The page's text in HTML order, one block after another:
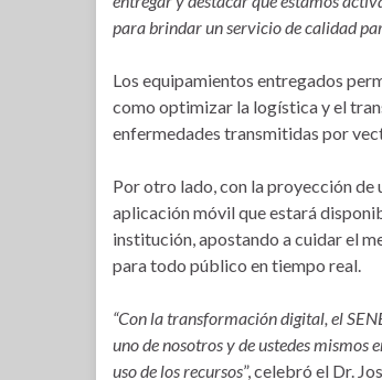
para brindar un servicio de calidad
Los equipamientos entregados
como optimizar la logística y el
enfermedades transmitidas por
Por otro lado, con la proyección de
aplicación móvil que estará
institución, apostando a cuidar el
para todo público en tiempo real.
“Con la transformación digital, el
uno de nosotros y de ustedes
uso de los recursos”, celebró el Dr.